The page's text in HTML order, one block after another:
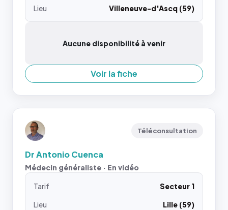
Lieu Villeneuve-d'Ascq (59)
Aucune disponibilité à venir
Voir la fiche
Téléconsultation
Dr Antonio Cuenca
Médecin généraliste · En vidéo
Tarif
Secteur 1
Lieu
Lille (59)